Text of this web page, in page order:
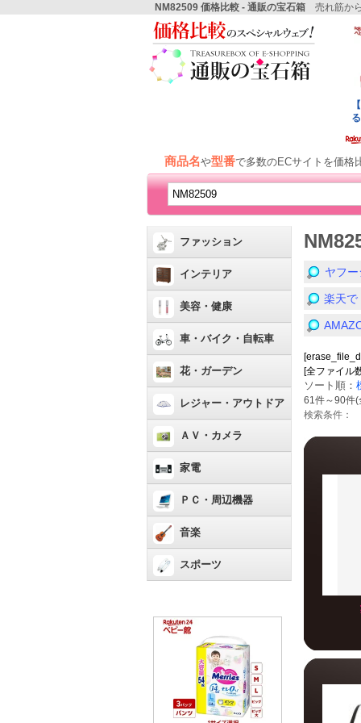
NM82509 価格比較 - 通販の宝石箱 売れ筋か
商品名や型番で多数のECサイトを価
ファッション
インテリア
美容・健康
車・バイク・自転車
花・ガーデン
レジャー・アウトドア
ＡＶ・カメラ
家電
ＰＣ・周辺機器
音楽
スポーツ
ヤフ
楽天で
[全ファイル
ソート順：
61件～90件
検索条件：